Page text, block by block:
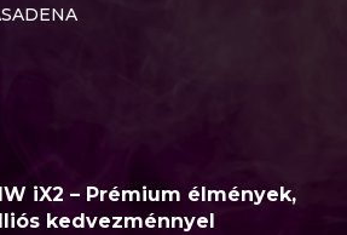
iX2 – Prémium élmények,
kedvezménnyel